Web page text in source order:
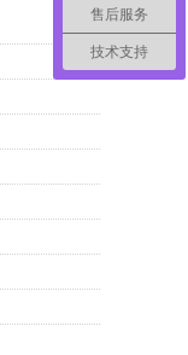
售后服务
技术支持